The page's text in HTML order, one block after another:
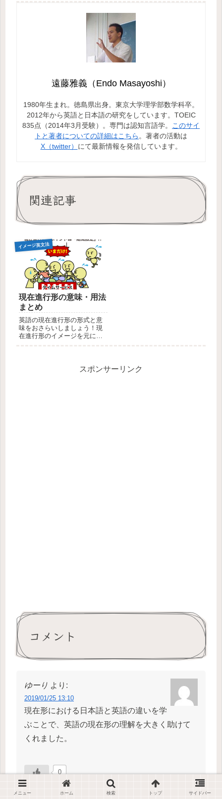
遠藤雅義（Endo Masayoshi）
1980年生まれ。徳島県出身。東京大学理学部数学科卒。
2012年から英語と日本語の研究をしています。TOEIC
835点（2014年3月受験）。専門は認知言語学。 このサイ
トと著者についての詳細はこちら。著者の活動は
X（twitter） にて最新情報を発信しています。
関連記事
イメージ英文法
現在進行形の意味・用法
まとめ
英語の現在進行形の形式と意
味をおさらいしましょう！現
在進行形のイメージを元に、
進行形の違いについても記載スポンサーリンク
コメント
ゆーり より:
2019/01/25 13:10
現在形における日本語と英語の違いを学
ぶことで、英語の現在形の理解を大きく助けて
くれました。
0
返信
メニュー ホーム 検索 トップ サイドバー